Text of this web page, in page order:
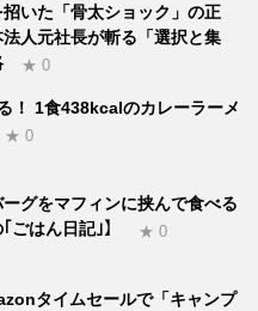
いた「骨太ショック」の正
人元社長が斬る「選択と集
★ 0
！ 1食438kcalのカレーラーメ
★ 0
グをマフィンに挟んで食べる
ごはん日記｣】
★ 0
タイムセールで「キャンプ